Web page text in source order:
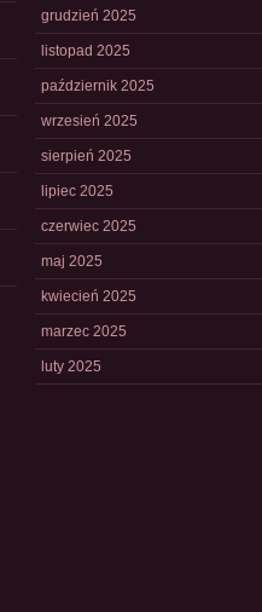
grudzień 2025
listopad 2025
październik 2025
wrzesień 2025
sierpień 2025
lipiec 2025
czerwiec 2025
maj 2025
kwiecień 2025
marzec 2025
luty 2025